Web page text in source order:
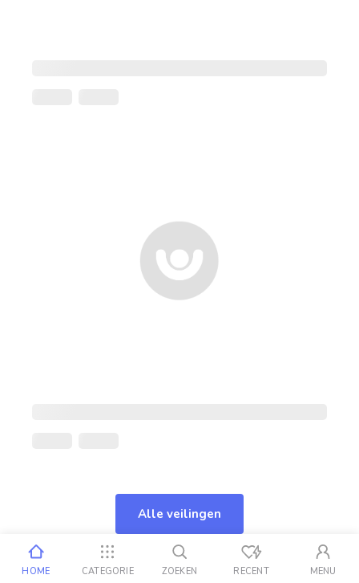
Alle veilingen
HOME CATEGORIE ZOEKEN RECENT MENU